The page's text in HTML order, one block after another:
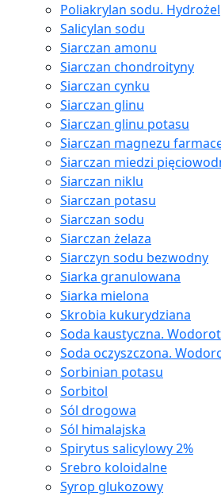
Poliakrylan sodu. Hydrożel
Salicylan sodu
Siarczan amonu
Siarczan chondroityny
Siarczan cynku
Siarczan glinu
Siarczan glinu potasu
Siarczan magnezu
Siarczan miedzi
Siarczan niklu
Siarczan potasu
Siarczan sodu
Siarczan żelaza
Siarczyn sodu bezwodny
Siarka granulowana
Siarka mielona
Skrobia kukurydziana
Soda kaustyczna.
Soda oczyszczona.
Sorbinian potasu
Sorbitol
Sól drogowa
Sól himalajska
Spirytus salicylowy 2%
Srebro koloidalne
Syrop glukozowy